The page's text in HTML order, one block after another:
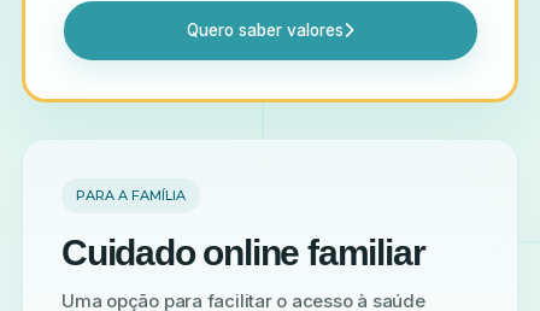
Quero saber valores
PARA A FAMÍLIA
Cuidado online familiar
Uma opção para facilitar o acesso à saúde